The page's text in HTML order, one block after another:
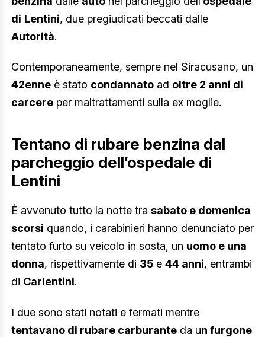
di Lentini, due pregiudicati beccati dalle
Autorità.
Contemporaneamente, sempre nel Siracusano, un
42enne è stato condannato ad oltre 2 anni di
carcere per maltrattamenti sulla ex moglie.
Tentano di rubare benzina dal
parcheggio dell’ospedale di
Lentini
È avvenuto tutto la notte tra sabato e domenica
scorsi quando, i carabinieri hanno denunciato per
tentato furto su veicolo in sosta, un uomo e una
donna, rispettivamente di 35 e 44 anni, entrambi
di Carlentini.
I due sono stati notati e fermati mentre
tentavano di rubare carburante da un furgone